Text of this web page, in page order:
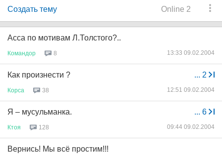
Online 2
Создать тему
Асса по мотивам Л.Толстого?..
Командор 8 13:33 09.02.2004
... 2
Как произнести ?
Корса 38 12:51 09.02.2004
... 6
Я – мусульманка.
Ктоя 128 09:44 09.02.2004
Вернись! Мы всё простим!!!